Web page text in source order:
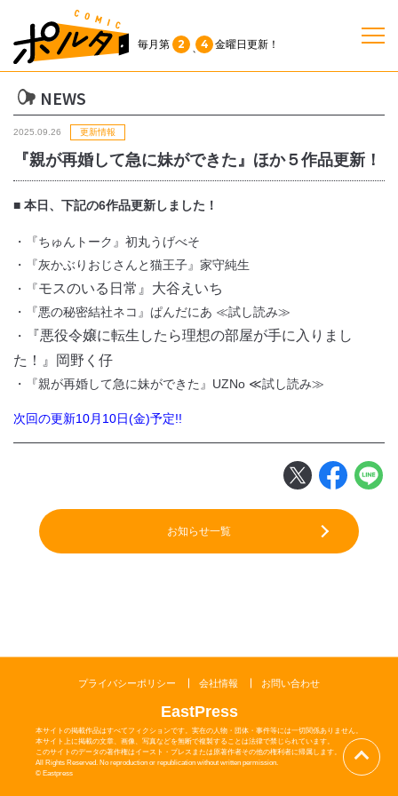
毎月第 2 4 金曜日 更新！
作品一覧
単行本
NEWS
持ち込み
NEWS
2025.09.26 更新情報
『親が再婚して急に妹ができた』ほか５作品更新！
■ 本日、下記の6作品更新しました！
・『ちゅんトーク』初丸うげべそ
・『灰かぶりおじさんと猫王子』家守純生
・『モスのいる日常』大谷えいち
・『悪の秘密結社ネコ』ぱんだにあ ≪試し読み≫
・
『悪役令嬢に転生したら理想の部屋が手に入りまし
た！』岡野く仔
・『親が再婚して急に妹ができた』UZNo ≪試し読み≫
次回の更新10月10日(金)予定!!
お知らせ一覧
EastPress
本サイトの掲載作品はすべてフィクションです。実在の人物・団体・事件等には一切関係ありません。
本サイト上に掲載の文章、画像、写真などを無断で複製することは法律で禁じられています。
このサイトのデータの著作権はイースト・プレスまたは原著作者その他の権利者に帰属します。
All Rights Reserved. No reproduction or republication without written permission.
© Eastpress
プライバシーポリシー 会社情報 お問い合わせ